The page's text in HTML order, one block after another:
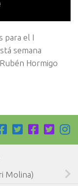
para el I
semana
Hormigo
Molina)